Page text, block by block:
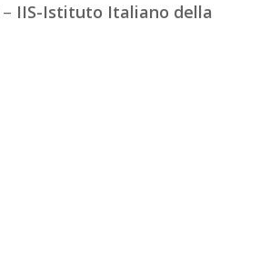
IIS-Istituto Italiano della